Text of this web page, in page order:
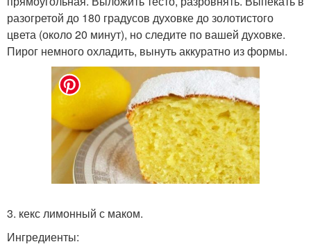
разогретой до 180 градусов духовке до золотистого
цвета (около 20 минут), но следите по вашей духовке.
Пирог немного охладить, вынуть аккуратно из формы.
3. кекс лимонный с маком.
Ингредиенты: